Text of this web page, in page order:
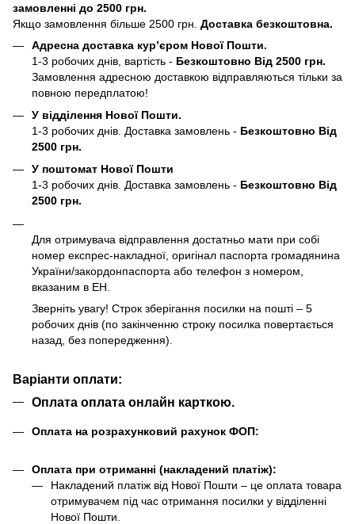
замовленні до 2500 грн.
Якщо замовлення більше 2500 грн. Доставка безкоштовна.
Адресна доставка кур’єром Нової Пошти.
1-3 робочих днів, вартість - Безкоштовно Від 2500 грн.
Замовлення адресною доставкою відправляються тільки за
повною передплатою!
У відділення Нової Пошти.
1-3 робочих днів. Доставка замовлень - Безкоштовно Від
2500 грн.
У поштомат Нової Пошти
1-3 робочих днів. Доставка замовлень - Безкоштовно Від
2500 грн.
Для отримувача відправлення достатньо мати при собі
номер експрес-накладної, оригінал паспорта громадянина
України/закордонпаспорта або телефон з номером,
вказаним в ЕН.
Зверніть увагу! Строк зберігання посилки на пошті – 5
робочих днів (по закінченню строку посилка повертається
назад, без попередження).
Варіанти оплати:
Оплата оплата онлайн карткою.
Оплата на розрахунковий рахунок ФОП:
Оплата при отриманні (накладений платіж):
Накладений платіж від Нової Пошти – це оплата товара
отримувачем під час отримання посилки у відділенні
Нової Пошти.